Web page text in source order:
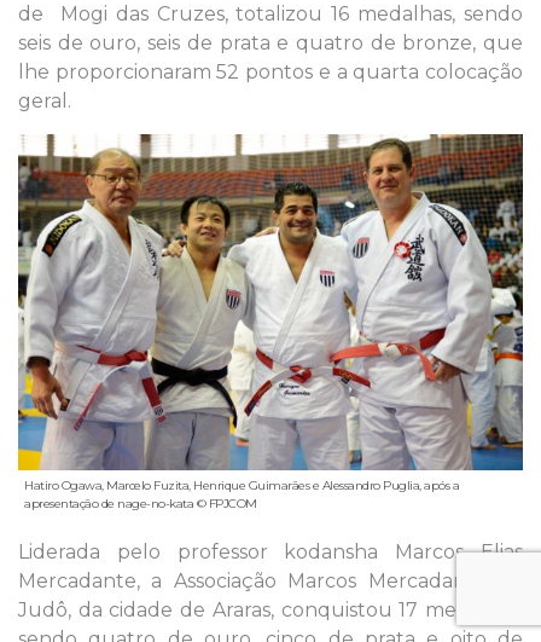
de Mogi das Cruzes, totalizou 16 medalhas, sendo
seis de ouro, seis de prata e quatro de bronze, que
lhe proporcionaram 52 pontos e a quarta colocação
geral.
Hatiro Ogawa, Marcelo Fuzita, Henrique Guimarães e Alessandro Puglia, após a
apresentação de nage-no-kata © FPJCOM
Liderada pelo professor kodansha Marcos Elias
Mercadante, a Associação Marcos Mercadante de
Judô, da cidade de Araras, conquistou 17 medalhas,